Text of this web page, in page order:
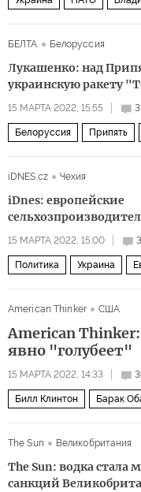
БЕЛТА Белоруссия
Лукашенко: над
украинскую ракету
15 МАРТА 2022, 15:55 3
Белоруссия Припять
iDNES.cz
Чехия
iDnes: европейские
15 МАРТА 2022, 15:00
Политика Украина
American Thinker США
American
явно "голубеет"
15 МАРТА 2022, 14:33
Билл Клинтон Барак
The Sun
Великобритания
The Sun: водка
санкций